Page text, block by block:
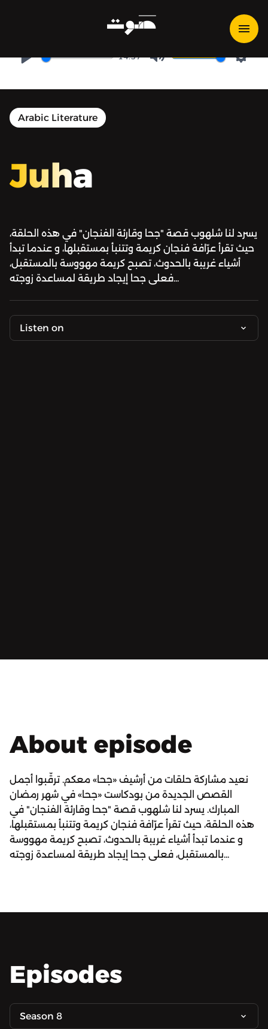
Juha | جحا - جحا وقارئة الفنجان
14:57
Arabic Literature
Juha
يسرد لنا شلهوب قصة "جحا وقارئة الفنجان" في هذه الحلقة،
حيث تقرأ عرّافة فنجان كريمة وتتنبأ بمستقبلها، و عندما تبدأ
أشياء غريبة بالحدوث، تصبح كريمة مهووسة بالمستقبل،
فعلى جحا إيجاد طريقة لمساعدة زوجته...
Listen on
About episode
نعيد مشاركة حلقات من أرشيف «جحا» معكم. ترقّبوا أجمل
القصص الجديدة من بودكاست «جحا» في شهر رمضان
المبارك. يسرد لنا شلهوب قصة "جحا وقارئة الفنجان" في
هذه الحلقة، حيث تقرأ عرّافة فنجان كريمة وتتنبأ بمستقبلها،
و عندما تبدأ أشياء غريبة بالحدوث، تصبح كريمة مهووسة
بالمستقبل، فعلى جحا إيجاد طريقة لمساعدة زوجته...
Episodes
Season 8